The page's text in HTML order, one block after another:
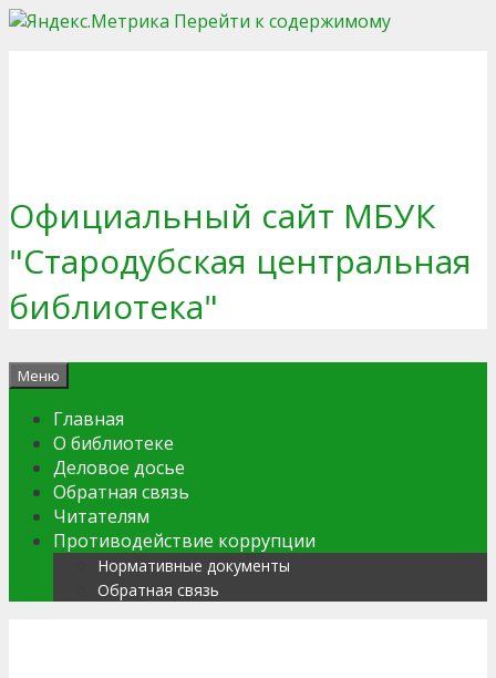
Перейти к содержимому
Официальный сайт МБУК
"Стародубская центральная
библиотека"
Меню
Главная
О библиотеке
Деловое досье
Обратная связь
Читателям
Противодействие коррупции
Нормативные документы
Обратная связь